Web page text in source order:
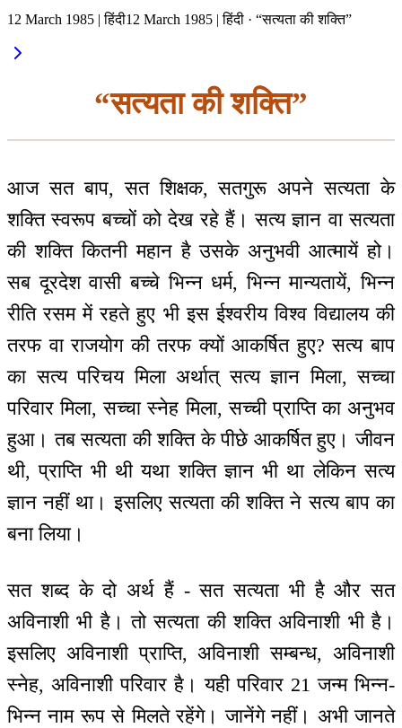
12 March 1985 | हिंदी12 March 1985 | हिंदी · “सत्यता की शक्ति”
“सत्यता की शक्ति”
आज सत बाप, सत शिक्षक, सतगुरू अपने सत्यता के
शक्ति स्वरूप बच्चों को देख रहे हैं। सत्य ज्ञान वा सत्यता
की शक्ति कितनी महान है उसके अनुभवी आत्मायें हो।
सब दूरदेश वासी बच्चे भिन्न धर्म, भिन्न मान्यतायें, भिन्न
रीति रसम में रहते हुए भी इस ईश्वरीय विश्व विद्यालय की
तरफ वा राजयोग की तरफ क्यों आकर्षित हुए? सत्य बाप
का सत्य परिचय मिला अर्थात् सत्य ज्ञान मिला, सच्चा
परिवार मिला, सच्चा स्नेह मिला, सच्ची प्राप्ति का अनुभव
हुआ। तब सत्यता की शक्ति के पीछे आकर्षित हुए। जीवन
थी, प्राप्ति भी थी यथा शक्ति ज्ञान भी था लेकिन सत्य
ज्ञान नहीं था। इसलिए सत्यता की शक्ति ने सत्य बाप का
बना लिया।
सत शब्द के दो अर्थ हैं - सत सत्यता भी है और सत
अविनाशी भी है। तो सत्यता की शक्ति अविनाशी भी है।
इसलिए अविनाशी प्राप्ति, अविनाशी सम्बन्ध, अविनाशी
स्नेह, अविनाशी परिवार है। यही परिवार 21 जन्म भिन्न-
भिन्न नाम रूप से मिलते रहेंगे। जानेंगे नहीं। अभी जानते